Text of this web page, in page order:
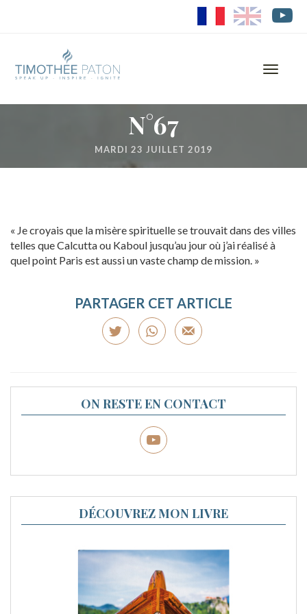
EN
Toggle
N°67
MARDI 23 JUILLET 2019
« Je croyais que la misère spirituelle se trouvait dans des villes
telles que Calcutta ou Kaboul jusqu’au jour où j’ai réalisé à
quel point Paris est aussi un vaste champ de mission. »
PARTAGER CET ARTICLE
ON RESTE EN CONTACT
DÉCOUVREZ MON LIVRE